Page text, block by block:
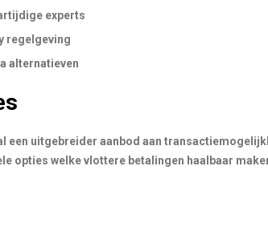
experts
regelgeving
alternatieven
een uitgebreider aanbod aan
opties welke vlottere betalingen haalbaar